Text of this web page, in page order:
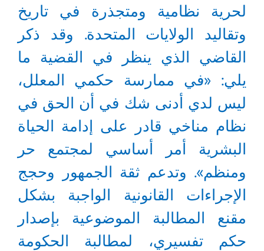
لحرية نظامية ومتجذرة في تاريخ
وتقاليد الولايات المتحدة. وقد ذكر
القاضي الذي ينظر في القضية ما
يلي: «في ممارسة حكمي المعلل،
ليس لدي أدنى شك في أن الحق في
نظام مناخي قادر على إدامة الحياة
البشرية أمر أساسي لمجتمع حر
ومنظم». وتدعم ثقة الجمهور وحجج
الإجراءات القانونية الواجبة بشكل
مقنع المطالبة الموضوعية بإصدار
حكم تفسيري، لمطالبة الحكومة